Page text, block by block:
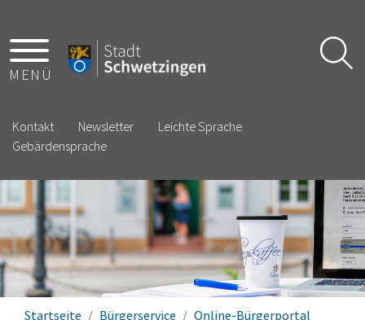
MENÜ
Kontakt Newsletter
Leichte Sprache
Gebärdensprache
Startseite Bürgerservice
Online-Bürgerportal